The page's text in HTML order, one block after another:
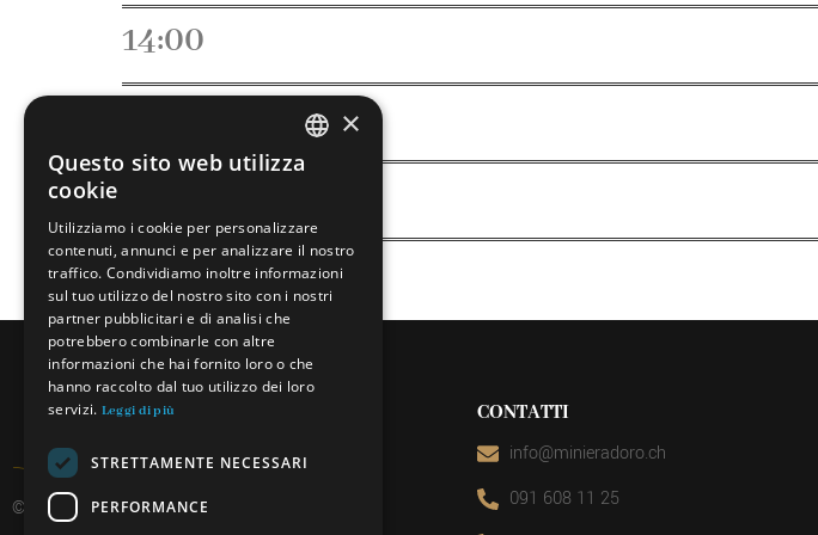
14:00
© 2026 Miniera d’oro di Sessa
CONTATTI
info@minieradoro.ch
091 608 11 25
GERMAN
ENGLISH
×
Questo sito web utilizza
cookie
Utilizziamo i cookie per personalizzare
contenuti, annunci e per analizzare il nostro
traffico. Condividiamo inoltre informazioni
sul tuo utilizzo del nostro sito con i nostri
partner pubblicitari e di analisi che
potrebbero combinarle con altre
informazioni che hai fornito loro o che
hanno raccolto dal tuo utilizzo dei loro
servizi. Leggi di più
STRETTAMENTE NECESSARI
PERFORMANCE